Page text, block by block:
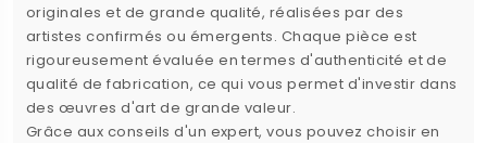
originales et de grande qualité, réalisées par des
artistes confirmés ou émergents. Chaque pièce est
rigoureusement évaluée en termes d'authenticité et de
qualité de fabrication, ce qui vous permet d'investir dans
des œuvres d'art de grande valeur.
Grâce aux conseils d'un expert, vous pouvez choisir en